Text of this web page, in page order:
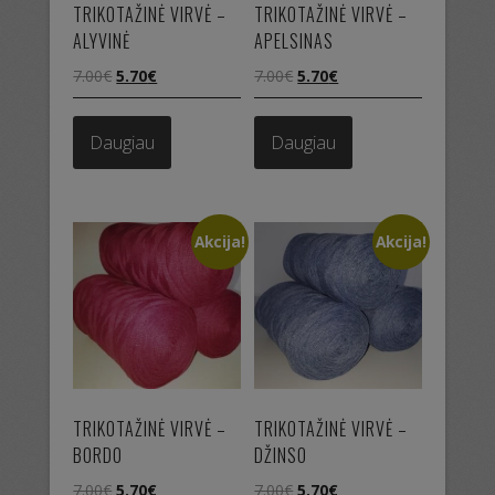
TRIKOTAŽINĖ VIRVĖ –
ALYVINĖ
7.00€ Original
price
7.00€.
5.70€
price
Daugiau
TRIKOTAŽINĖ VIRVĖ –
APELSINAS
7.00€ Original
price
7.00€.
5.70€
price
Daugiau
Akcija!
TRIKOTAŽINĖ VIRVĖ –
BORDO
7.00€ Original
5.70€
Akcija!
TRIKOTAŽINĖ VIRVĖ –
DŽINSO
7.00€ Original
5.70€